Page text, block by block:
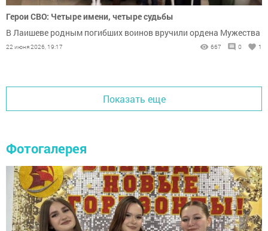
Герои СВО: Четыре имени, четыре судьбы
В Лаишеве родным погибших воинов вручили ордена Мужества
22 июня 2026, 19:17 667 0 1
Показать еще
Фотогалерея